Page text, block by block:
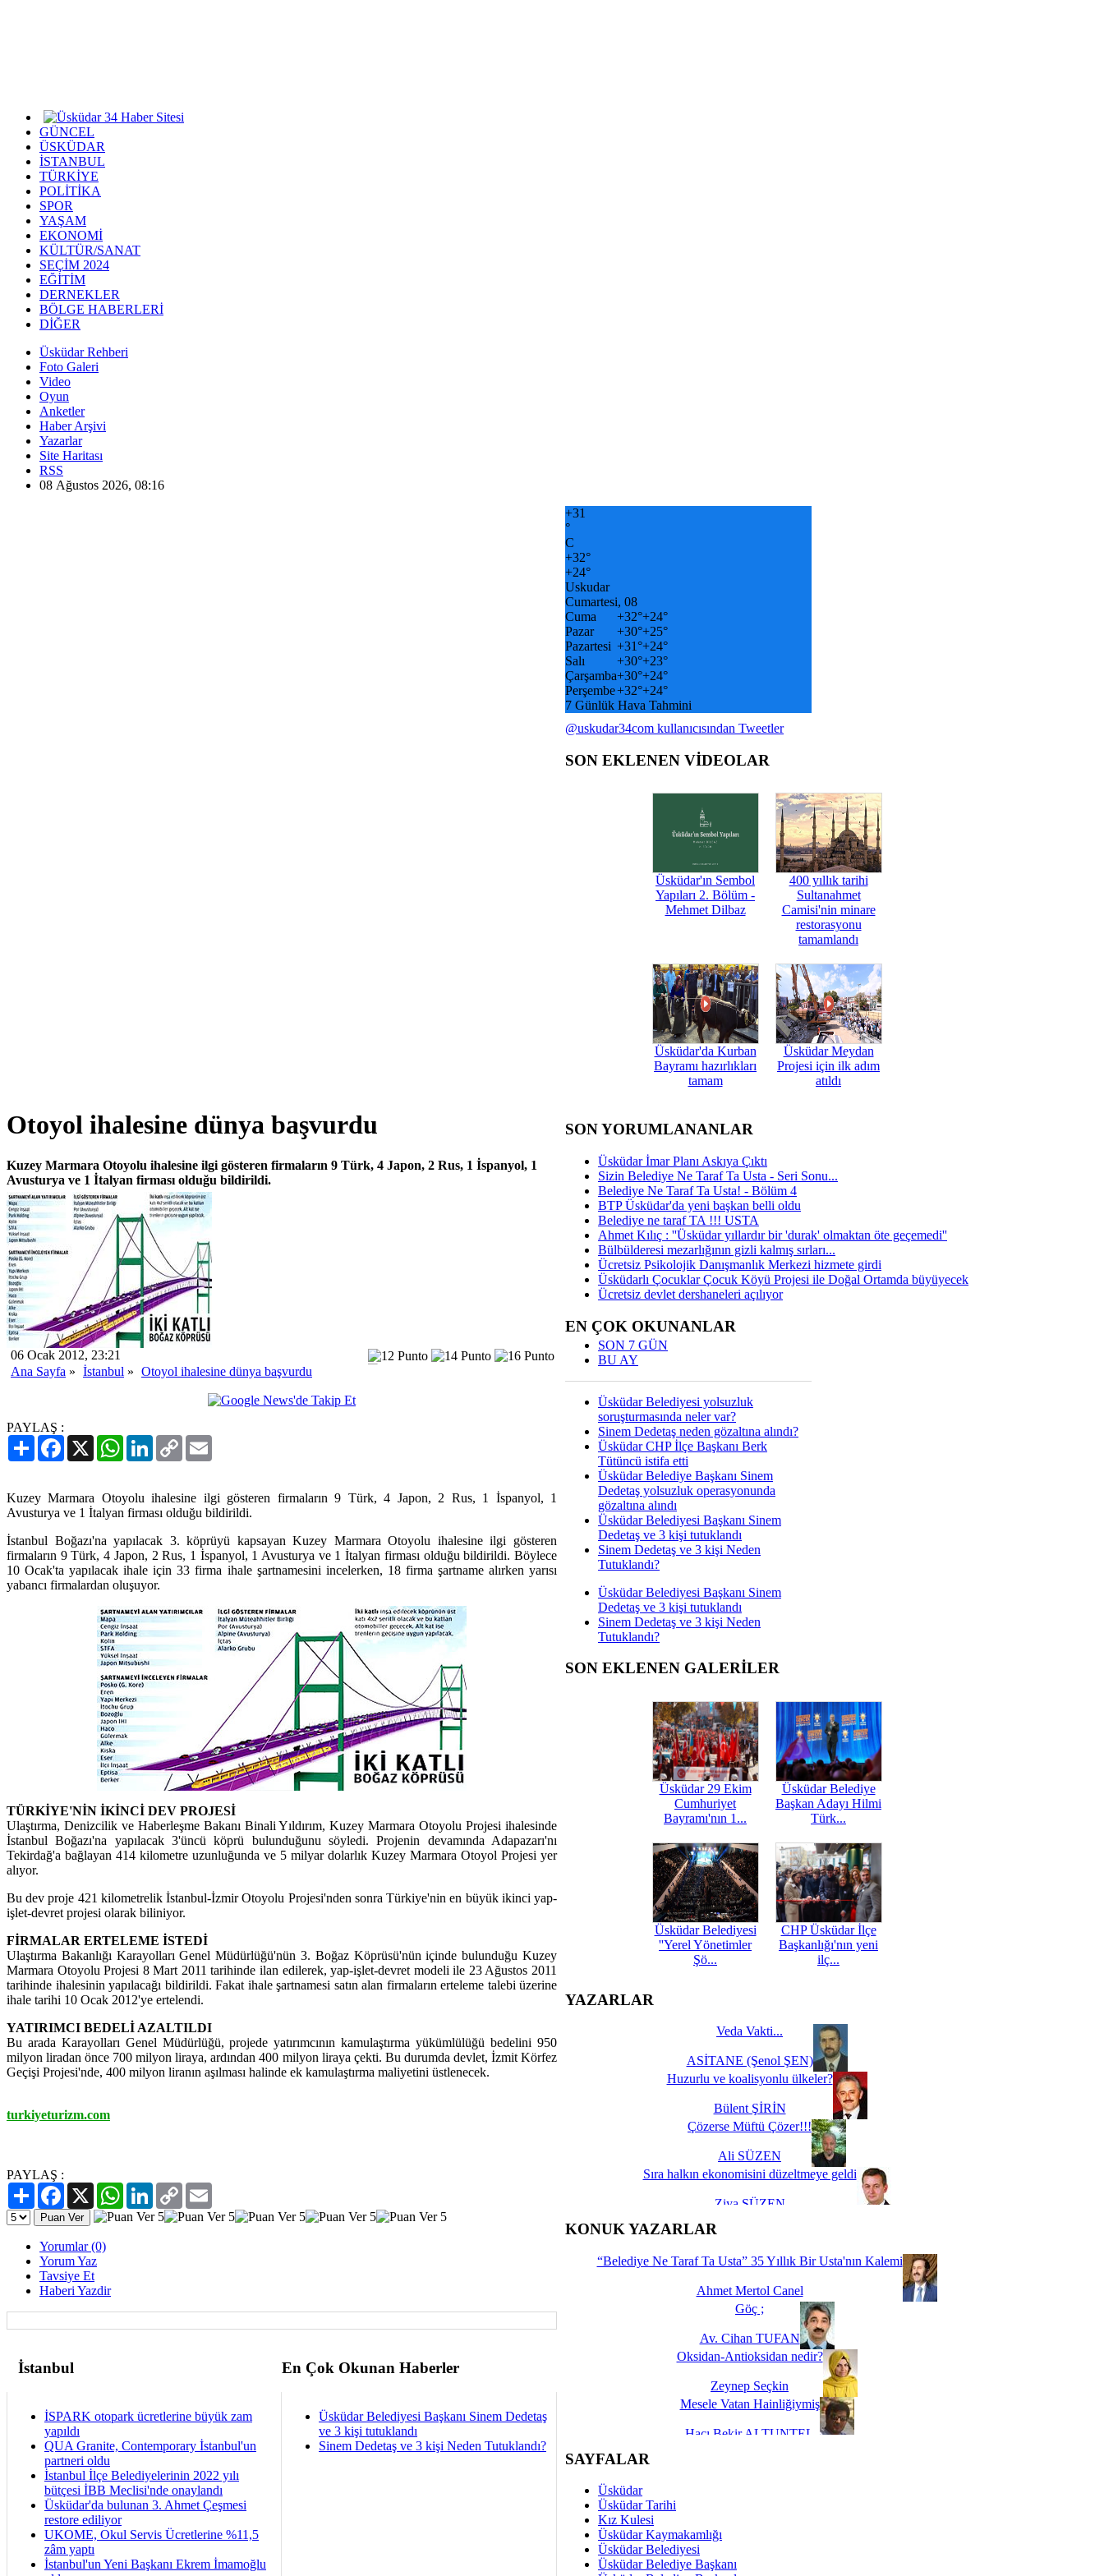
GÜNCEL
ÜSKÜDAR
İSTANBUL
TÜRKİYE
POLİTİKA
SPOR
YAŞAM
EKONOMİ
KÜLTÜR/SANAT
SEÇİM 2024
EĞİTİM
DERNEKLER
BÖLGE HABERLERİ
DİĞER
Üsküdar Rehberi
Foto Galeri
Video
Oyun
Anketler
Haber Arşivi
Yazarlar
Site Haritası
RSS
08 Ağustos 2026, 08:16
Otoyol ihalesine dünya başvurdu
Kuzey Marmara Otoyolu ihalesine ilgi gösteren firmaların 9 Türk, 4 Japon, 2 Rus, 1 İspanyol, 1
Avusturya ve 1 İtalyan firması olduğu bildirildi.
06 Ocak 2012, 23:21
Ana Sayfa » İstanbul » Otoyol ihalesine dünya başvurdu
PAYLAŞ :
PaylaşFacebook
X WhatsAppLinkedIn
Copy
Link
Kuzey Marmara Otoyolu ihalesine ilgi gösteren firmaların 9 Türk, 4 Japon, 2 Rus, 1 İspanyol, 1
Avusturya ve 1 İtalyan firması olduğu bildirildi.
İstanbul Boğazı'na yapılacak 3. köprüyü kapsayan Kuzey Marmara Otoyolu ihalesine ilgi gösteren
firmaların 9 Türk, 4 Japon, 2 Rus, 1 İspanyol, 1 Avusturya ve 1 İtalyan firması olduğu bildirildi. Böylece
10 Ocak'ta yapılacak ihale için 33 firma ihale şartnamesini incelerken, 18 firma şartname alırken yarısı
yabancı firmalardan oluşuyor.
TÜRKİYE'NİN İKİNCİ DEV PROJESİ
Ulaştırma, Denizcilik ve Haberleşme Bakanı Binali Yıldırım, Kuzey Marmara Otoyolu Projesi ihalesinde
İstanbul Boğazı'na yapılacak 3'üncü köprü bulunduğunu söyledi. Projenin devamında Adapazarı'nı
Tekirdağ'a bağlayan 414 kilometre uzunluğunda ve 5 milyar dolarlık Kuzey Marmara Otoyol Projesi yer
alıyor.
Bu dev proje 421 kilometrelik İstanbul-İzmir Otoyolu Projesi'nden sonra Türkiye'nin en büyük ikinci yap-
işlet-devret projesi olarak biliniyor.
FİRMALAR ERTELEME İSTEDİ
Ulaştırma Bakanlığı Karayolları Genel Müdürlüğü'nün 3. Boğaz Köprüsü'nün içinde bulunduğu Kuzey
Marmara Otoyolu Projesi 8 Mart 2011 tarihinde ilan edilerek, yap-işlet-devret modeli ile 23 Ağustos 2011
tarihinde ihalesinin yapılacağı bildirildi. Fakat ihale şartnamesi satın alan firmaların erteleme talebi üzerine
ihale tarihi 10 Ocak 2012'ye ertelendi.
YATIRIMCI BEDELİ AZALTILDI
Bu arada Karayolları Genel Müdürlüğü, projede yatırımcının kamulaştırma yükümlülüğü bedelini 950
milyon liradan önce 700 milyon liraya, ardından 400 milyon liraya çekti. Bu durumda devlet, İzmit Körfez
Geçişi Projesi'nde, 400 milyon liranın aşılması halinde ek kamulaştırma maliyetini üstlenecek.
turkiyeturizm.com
PAYLAŞ :
PaylaşFacebook
X WhatsAppLinkedIn
Copy
Link
Yorumlar (0)
Yorum Yaz
Tavsiye Et
Haberi Yazdir
İstanbul En Çok Okunan Haberler
İSPARK otopark ücretlerine büyük zam
yapıldı
QUA Granite, Contemporary İstanbul'un
partneri oldu
İstanbul İlçe Belediyelerinin 2022 yılı
bütçesi İBB Meclisi'nde onaylandı
Üsküdar'da bulunan 3. Ahmet Çeşmesi
restore ediliyor
UKOME, Okul Servis Ücretlerine %11,5
zâm yaptı
İstanbul'un Yeni Başkanı Ekrem İmamoğlu
Üsküdar Belediyesi Başkanı Sinem Dedetaş
ve 3 kişi tutuklandı
Sinem Dedetaş ve 3 kişi Neden Tutuklandı?
+31
°
C
+32°
+24°
Uskudar
Cumartesi, 08
Cuma
+32°+24°
Pazar
+30°+25°
Pazartesi +31°+24°
Salı
+30°+23°
Çarşamba+30°+24°
Perşembe+32°+24°
7 Günlük Hava Tahmini
@uskudar34com kullanıcısından Tweetler
SON EKLENEN VİDEOLAR
Üsküdar'ın Sembol
Yapıları 2. Bölüm -
Mehmet Dilbaz
400 yıllık tarihi
Sultanahmet
Camisi'nin minare
restorasyonu
tamamlandı
Üsküdar'da Kurban
Bayramı hazırlıkları
tamam
Üsküdar Meydan
Projesi için ilk adım
atıldı
SON YORUMLANANLAR
Üsküdar İmar Planı Askıya Çıktı
Sizin Belediye Ne Taraf Ta Usta - Seri Sonu...
Belediye Ne Taraf Ta Usta! - Bölüm 4
BTP Üsküdar'da yeni başkan belli oldu
Belediye ne taraf TA !!! USTA
Ahmet Kılıç : ''Üsküdar yıllardır bir 'durak' olmaktan öte geçemedi''
Bülbülderesi mezarlığının gizli kalmış sırları...
Ücretsiz Psikolojik Danışmanlık Merkezi hizmete girdi
Üsküdarlı Çocuklar Çocuk Köyü Projesi ile Doğal Ortamda büyüyecek
Ücretsiz devlet dershaneleri açılıyor
EN ÇOK OKUNANLAR
SON 7 GÜN
BU AY
Üsküdar Belediyesi yolsuzluk
soruşturmasında neler var?
Sinem Dedetaş neden gözaltına alındı?
Üsküdar CHP İlçe Başkanı Berk
Tütüncü istifa etti
Üsküdar Belediye Başkanı Sinem
Dedetaş yolsuzluk operasyonunda
gözaltına alındı
Üsküdar Belediyesi Başkanı Sinem
Dedetaş ve 3 kişi tutuklandı
Sinem Dedetaş ve 3 kişi Neden
Tutuklandı?
Üsküdar Belediyesi Başkanı Sinem
Dedetaş ve 3 kişi tutuklandı
Sinem Dedetaş ve 3 kişi Neden
Tutuklandı?
SON EKLENEN GALERİLER
Üsküdar 29 Ekim
Cumhuriyet
Bayramı'nın 1...
Üsküdar Belediye
Başkan Adayı Hilmi
Türk...
Üsküdar Belediyesi
''Yerel Yönetimler
Şö...
CHP Üsküdar İlçe
Başkanlığı'nın yeni
ilç...
YAZARLAR
Veda Vakti...
ASİTANE (Şenol ŞEN)
Huzurlu ve koalisyonlu ülkeler?
Bülent ŞİRİN
Çözerse Müftü Çözer!!!
Ali SÜZEN
Sıra halkın ekonomisini düzeltmeye geldi
Ziya SÜZEN
İşte Biz buyuz...
KONUK YAZARLAR
“Belediye Ne Taraf Ta Usta” 35 Yıllık Bir Usta'nın Kalemi
Ahmet Mertol Canel
Göç ;
Av. Cihan TUFAN
Oksidan-Antioksidan nedir?
Zeynep Seçkin
Mesele Vatan Hainliğiymiş
Hacı Bekir ALTUNTEL
Dünya Fani, Ama Kısa Bir Süre De Olsa Burdayız
Savaş ŞENEL
Hukukun Adaleti Kalmadı Üstadım!
SAYFALAR
Üsküdar
Üsküdar Tarihi
Kız Kulesi
Üsküdar Kaymakamlığı
Üsküdar Belediyesi
Üsküdar Belediye Başkanı